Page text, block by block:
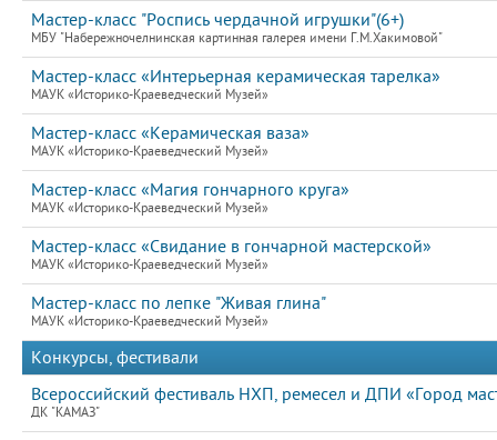
Мастер-класс "Роспись чердачной игрушки"(6+)
МБУ "Набережночелнинская картинная галерея имени Г.М.Хакимовой"
Мастер-класс «Интерьерная керамическая тарелка»
МАУК «Историко-Краеведческий Музей»
Мастер-класс «Керамическая ваза»
МАУК «Историко-Краеведческий Музей»
Мастер-класс «Магия гончарного круга»
МАУК «Историко-Краеведческий Музей»
Мастер-класс «Свидание в гончарной мастерской»
МАУК «Историко-Краеведческий Музей»
Мастер-класс по лепке "Живая глина"
МАУК «Историко-Краеведческий Музей»
Конкурсы, фестивали
Всероссийский фестиваль НХП, ремесел и ДПИ «Город
ДК "КАМАЗ"